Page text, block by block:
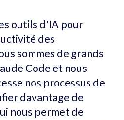
outils d'IA pour
des
sommes de grands
Code et nous
nos processus de
davantage de
nous permet de